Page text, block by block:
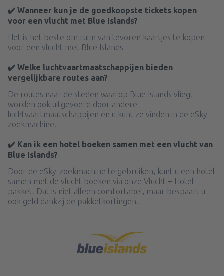
✔️ Wanneer kun je de goedkoopste tickets kopen
voor een vlucht met Blue Islands?
Het is het beste om ruim van tevoren kaartjes te kopen
voor een vlucht met Blue Islands
✔️ Welke luchtvaartmaatschappijen bieden
vergelijkbare routes aan?
De routes naar de steden waarop Blue Islands vliegt
worden ook uitgevoerd door andere
luchtvaartmaatschappijen en u kunt ze vinden in de eSky-
zoekmachine.
✔️ Kan ik een hotel boeken samen met een vlucht van
Blue Islands?
Door de eSky-zoekmachine te gebruiken, kunt u een hotel
samen met de vlucht boeken via onze Vlucht + Hotel-
pakket. Dat is niet alleen comfortabel, maar bespaart u
ook geld dankzij de pakketkortingen.